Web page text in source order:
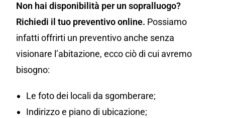
Non hai disponibilità per un sopralluogo?
Richiedi il tuo preventivo online. Possiamo
infatti offrirti un preventivo anche senza
visionare l’abitazione, ecco ciò di cui avremo
bisogno:
Le foto dei locali da sgomberare;
Indirizzo e piano di ubicazione;